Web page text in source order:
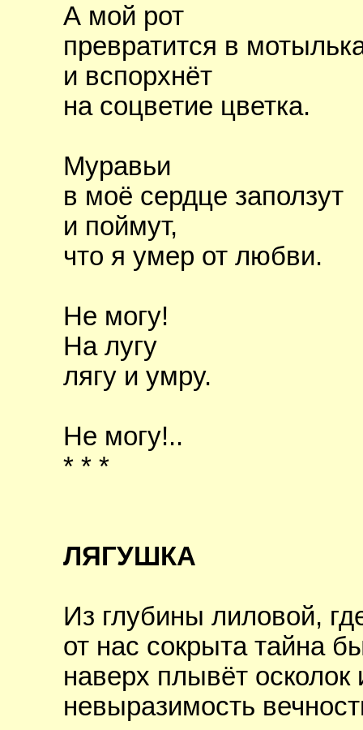
А мой рот
превратится в
и вспорхнёт
на соцветие цветка.
Муравьи
в моё сердце заползут
и поймут,
что я умер от любви.
Не могу!
На лугу
лягу и умру.
Не могу!..
* * *
ЛЯГУШКА
Из глубины лиловой,
от нас сокрыта тайна
наверх плывёт осколок
невыразимость